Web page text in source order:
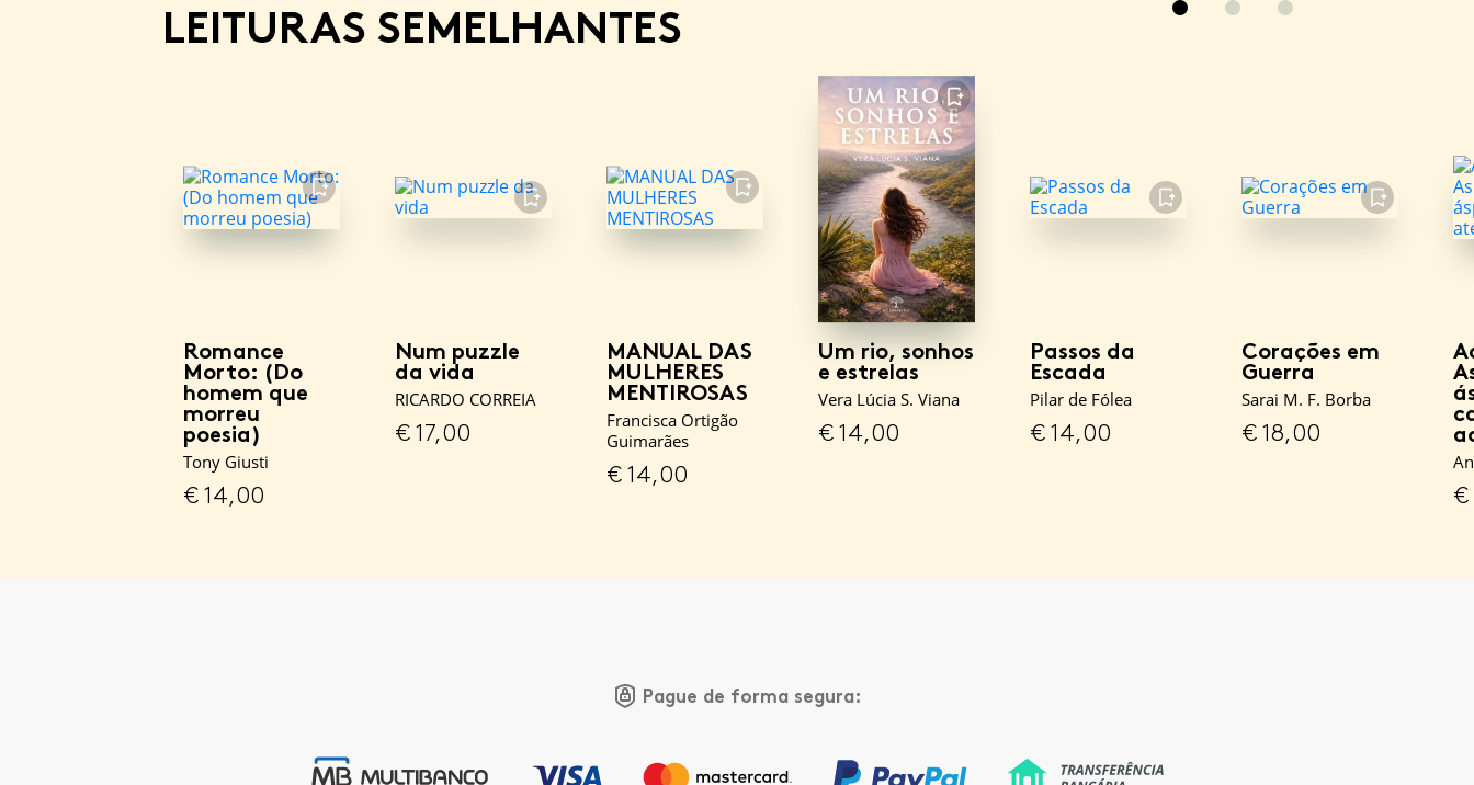
LEITURAS SEMELHANTES
FAVORITO
Romance
Morto: (Do
homem que
morreu
poesia)
Tony Giusti
€14,00
FAVORITO
Num puzzle
da vida
RICARDO CORREIA
€17,00
FAVORITO
MANUAL DAS
MULHERES
MENTIROSAS
Francisca Ortigão
Guimarães
€14,00
FAVORITO
Um rio, sonhos
e estrelas
Vera Lúcia S. Viana
€14,00
FAVORITO
Passos da
Escada
Pilar de Fólea
€14,00
FAVORITO
Corações em
Guerra
Sarai M. F. Borba
€18,00
€
Pague de forma segura: